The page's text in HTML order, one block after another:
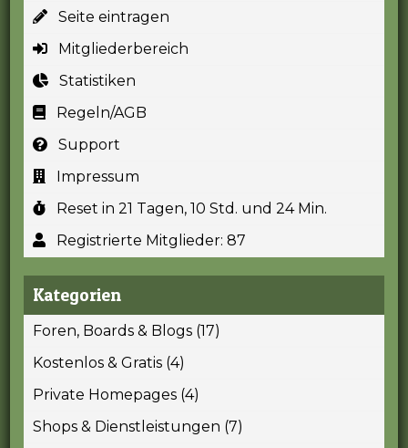
Seite eintragen
Mitgliederbereich
Statistiken
Regeln/AGB
Support
Impressum
Reset in 21 Tagen, 10 Std. und 24 Min.
Registrierte Mitglieder: 87
Kategorien
Foren, Boards & Blogs (17)
Kostenlos & Gratis (4)
Private Homepages (4)
Shops & Dienstleistungen (7)